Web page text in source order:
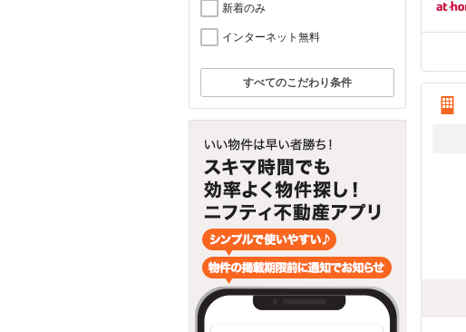
新着のみ
インターネット無料
すべてのこだわり条件